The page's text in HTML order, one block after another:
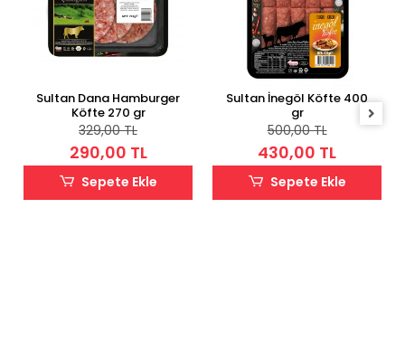
Sultan Dana Hamburger
Köfte 270 gr
329,00 TL
290,00 TL
Sepete Ekle
Sultan İnegöl Köfte 400
gr
500,00 TL
430,00 TL
Sepete Ekle